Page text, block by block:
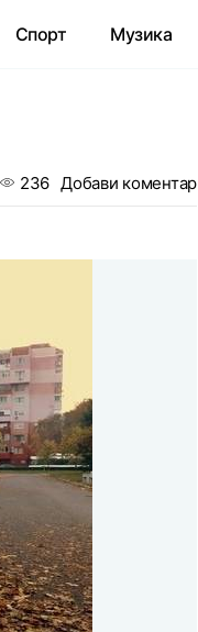
Спорт Музика
236 Добави коментар